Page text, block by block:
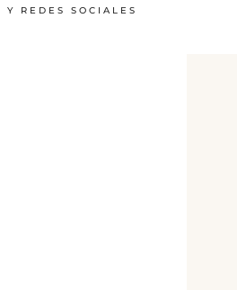
REDES SOCIALES